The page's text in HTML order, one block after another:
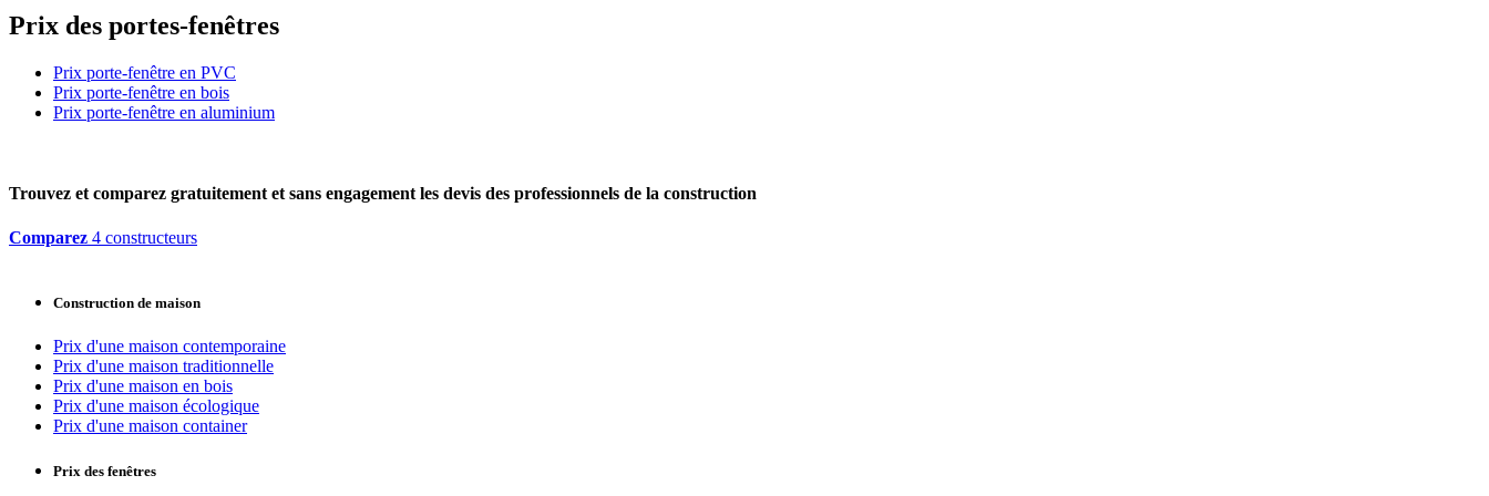
Prix des portes-fenêtres
Prix porte-fenêtre en PVC
Prix porte-fenêtre en bois
Prix porte-fenêtre en aluminium
Trouvez et comparez gratuitement et sans engagement les devis des professionnels de la construction
Comparez 4 constructeurs
Construction de maison
Prix d'une maison contemporaine
Prix d'une maison traditionnelle
Prix d'une maison en bois
Prix d'une maison écologique
Prix d'une maison container
Prix des fenêtres